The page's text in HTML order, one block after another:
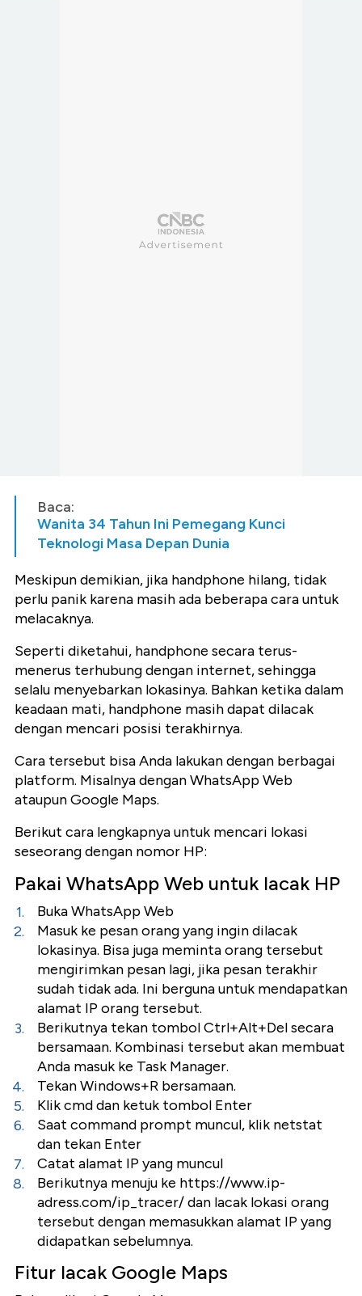
Baca:
Wanita 34 Tahun Ini Pemegang Kunci
Teknologi Masa Depan Dunia
Meskipun demikian, jika handphone hilang, tidak
perlu panik karena masih ada beberapa cara untuk
melacaknya.
Seperti diketahui, handphone secara terus-
menerus terhubung dengan internet, sehingga
selalu menyebarkan lokasinya. Bahkan ketika dalam
keadaan mati, handphone masih dapat dilacak
dengan mencari posisi terakhirnya.
Cara tersebut bisa Anda lakukan dengan berbagai
platform. Misalnya dengan WhatsApp Web
ataupun Google Maps.
Berikut cara lengkapnya untuk mencari lokasi
seseorang dengan nomor HP:
Pakai WhatsApp Web untuk lacak HP
Buka WhatsApp Web
Masuk ke pesan orang yang ingin dilacak
lokasinya. Bisa juga meminta orang tersebut
mengirimkan pesan lagi, jika pesan terakhir
sudah tidak ada. Ini berguna untuk mendapatkan
alamat IP orang tersebut.
Berikutnya tekan tombol Ctrl+Alt+Del secara
bersamaan. Kombinasi tersebut akan membuat
Anda masuk ke Task Manager.
Tekan Windows+R bersamaan.
Klik cmd dan ketuk tombol Enter
Saat command prompt muncul, klik netstat
dan tekan Enter
Catat alamat IP yang muncul
Berikutnya menuju ke https://www.ip-
adress.com/ip_tracer/ dan lacak lokasi orang
tersebut dengan memasukkan alamat IP yang
didapatkan sebelumnya.
Fitur lacak Google Maps